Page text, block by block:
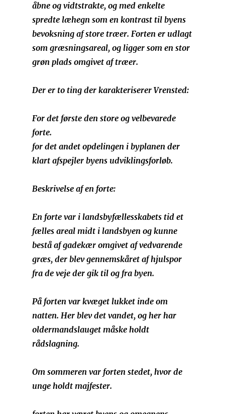
åbne og vidtstrakte, og med enkelte
spredte læhegn som en kontrast til byens
bevoksning af store træer. Forten er udlagt
som græsningsareal, og ligger som en stor
grøn plads omgivet af træer.
Der er to ting der karakteriserer Vrensted:
For det første den store og velbevarede
forte.
for det andet opdelingen i byplanen der
klart afspejler byens udviklingsforløb.
Beskrivelse af en forte:
En forte var i landsbyfællesskabets tid et
fælles areal midt i landsbyen og kunne
bestå af gadekær omgivet af vedvarende
græs, der blev gennemskåret af hjulspor
fra de veje der gik til og fra byen.
På forten var kvæget lukket inde om
natten. Her blev det vandet, og her har
oldermandslauget måske holdt
rådslagning.
Om sommeren var forten stedet, hvor de
unge holdt majfester.